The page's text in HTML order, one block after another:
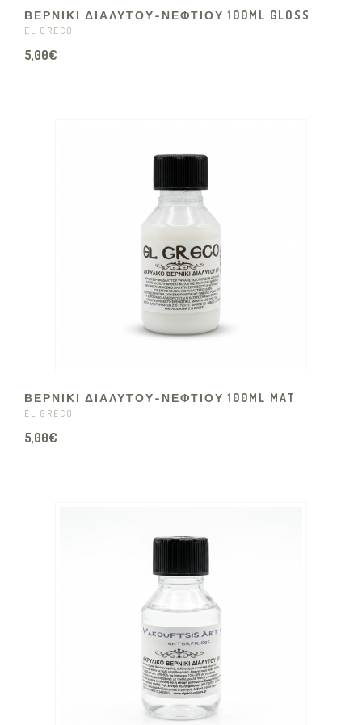
ΒΕΡΝΙΚΙ ΔΙΑΛΥΤΟΥ-ΝΕΦΤΙΟΥ 100ML GLOSS
EL GRECO
5,00€
ΒΕΡΝΙΚΙ ΔΙΑΛΥΤΟΥ-ΝΕΦΤΙΟΥ 100ML MAT
EL GRECO
5,00€